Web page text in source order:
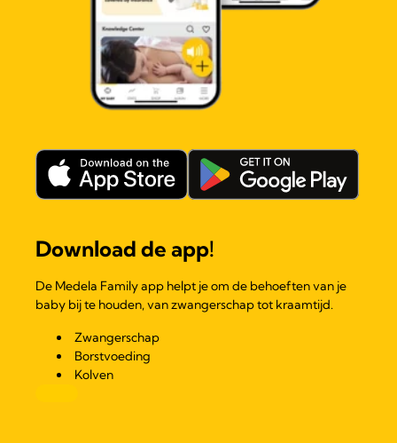
Download de app!
De Medela Family app helpt je om de behoeften van je
baby bij te houden, van zwangerschap tot kraamtijd.
Zwangerschap
Borstvoeding
Kolven